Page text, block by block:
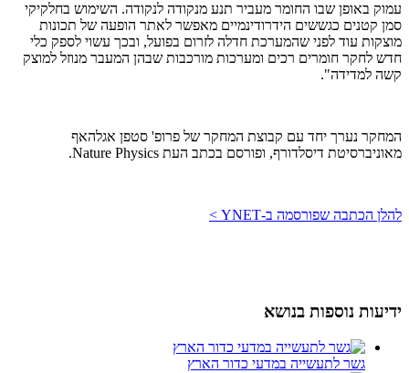
עמוק באופן שבו החומר מעביר תנע מנקודה לנקודה. השימוש בחלקיקי
סמן קטנים כגששים הידרודינמיים מאפשר לאתר הופעה של תכונות
מוצקות עוד לפני שהמערכת חדלה לזרום בפועל, ובכך עשוי לספק כלי
חדש לחקר חומרים רכים ומערכות מורכבות שבהן המעבר מנוזל למוצק
קשה למדידה".
המחקר נערך יחד עם קבוצת המחקר של פרופ' סטפן אגלהאף
מאוניברסיטת דיסלדורף, ופורסם בכתב העת Nature Physics.
להלן הכתבה שפורסמה ב-YNET >
ידיעות נוספות בנושא
גשר לתעשייה במדעי כדור הארץ